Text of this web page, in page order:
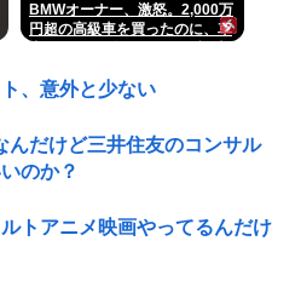
BMWオーナー、激怒。2,000万
円超の高級車を買ったのに、車
、意外と少ない
んだけど三井住友のコンサル
のか？
トアニメ映画やってるんだけ